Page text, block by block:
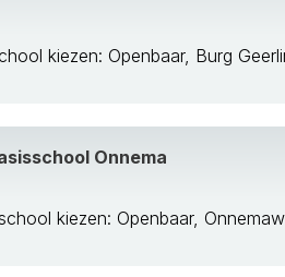
kiezen: Openbaar, Burg
Onnema
kiezen: Openbaar,